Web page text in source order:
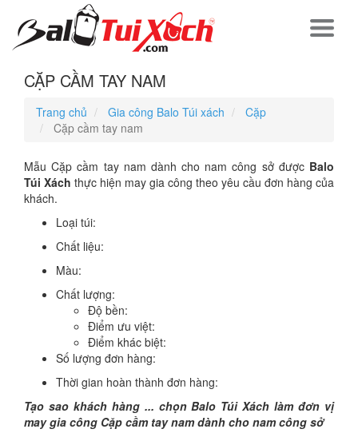
CẶP CẦM TAY NAM
Trang chủ Gia công Balo Túi xách
Cặp
Cặp cầm tay nam
Mẫu Cặp cầm tay nam dành cho nam công sở đượcBalo
Túi Xách thực hiện may gia công theo yêu cầu đơn hàng của
khách.
Loại túi:
Chất liệu:
Màu:
Chất lượng:
Độ bền:
Điểm ưu việt:
Điểm khác biệt:
Số lượng đơn hàng:
Thời gian hoàn thành đơn hàng:
Tạo sao khách hàng ... chọn Balo Túi Xách làm đơn vị
may gia công Cặp cầm tay nam dành cho nam công sở